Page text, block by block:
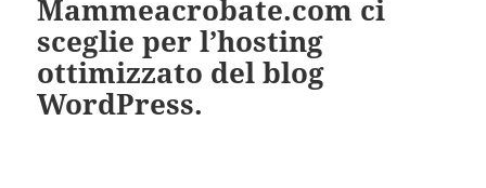
Mammeacrobate.com ci
sceglie per l’hosting
ottimizzato del blog
WordPress.